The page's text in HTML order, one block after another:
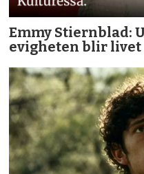
Emmy Stiernblad:
evigheten blir